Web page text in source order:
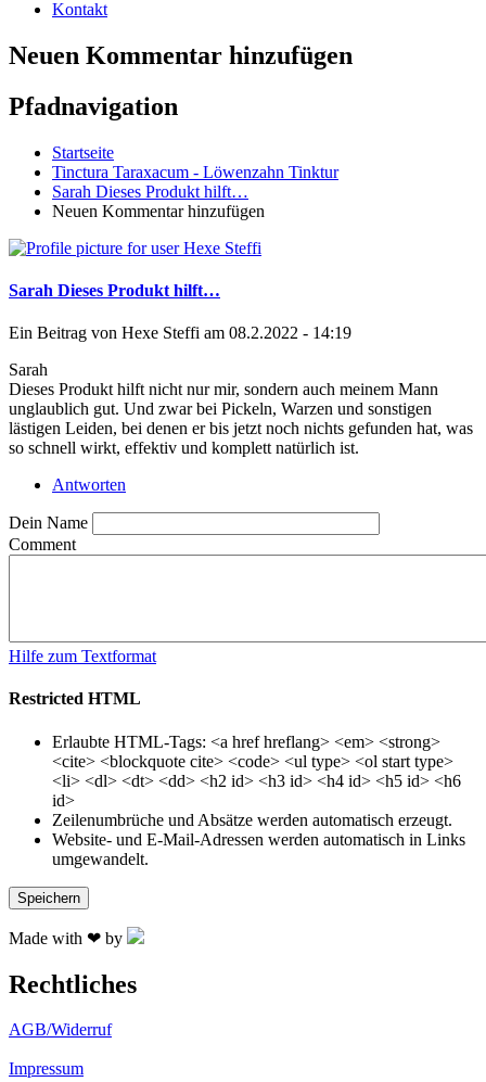
Kontakt
Neuen Kommentar hinzufügen
Pfadnavigation
Startseite
Tinctura Taraxacum - Löwenzahn Tinktur
Sarah Dieses Produkt hilft…
Neuen Kommentar hinzufügen
Sarah Dieses Produkt hilft…
Ein Beitrag von Hexe Steffi am 08.2.2022 - 14:19
Sarah
Dieses Produkt hilft nicht nur mir, sondern auch meinem Mann
unglaublich gut. Und zwar bei Pickeln, Warzen und sonstigen
lästigen Leiden, bei denen er bis jetzt noch nichts gefunden hat, was
so schnell wirkt, effektiv und komplett natürlich ist.
Antworten
Dein Name
Comment
Hilfe zum Textformat
Restricted HTML
Erlaubte HTML-Tags: <a href hreflang> <em> <strong>
<cite> <blockquote cite> <code> <ul type> <ol start type>
<li> <dl> <dt> <dd> <h2 id> <h3 id> <h4 id> <h5 id> <h6
id>
Zeilenumbrüche und Absätze werden automatisch erzeugt.
Website- und E-Mail-Adressen werden automatisch in Links
umgewandelt.
Made with ❤ by
Rechtliches
AGB/Widerruf
Impressum